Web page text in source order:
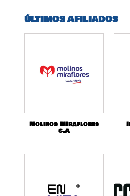
ÚLTIMOS AFILIADOS
Molinos MIraflores
S.A